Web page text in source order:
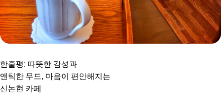
한줄평: 따뜻한 감성과
앤틱한 무드, 마음이 편안해지는
신논현 카페